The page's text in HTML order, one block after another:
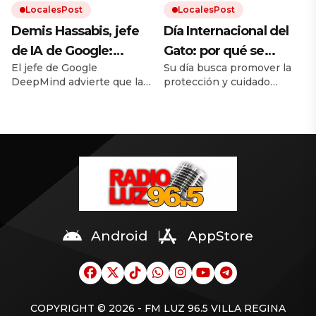
por encima del
resultado»
que pudieron completar el
desafío técnico.
LocalesPost
Demis Hassabis, jefe
de IA de Google:
«Nadie en el mundo
sabe con certeza qué
El jefe de Google
DeepMind advierte que la
propone un marco
de que sea demasiado
LocalesPost
Día Internacional del
Gato: por qué se
celebra el 8 de agosto
y cómo hacer feliz a tu
Su día busca promover la
protección y cuidado
respeto son
garantizar el bienestar de
los gatos.
Android AppStore
COPYRIGHT © 2026 - FM LUZ 96.5 VILLA REGINA